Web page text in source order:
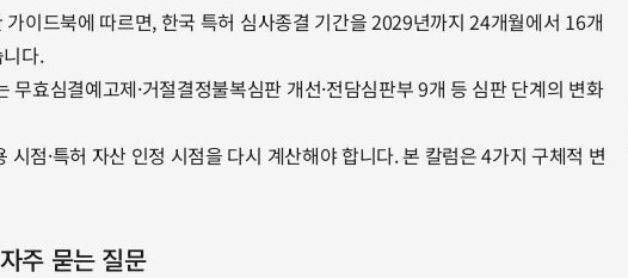
이드북에 따르면, 한국 특허 심사종결 기간을 2029년까지 24개월에서 16개
다.
효심결예고제·거절결정불복심판 개선·전담심판부 9개 등 심판 단계의 변화
시점·특허 자산 인정 시점을 다시 계산해야 합니다. 본 칼럼은 4가지 구체적 변
주 묻는 질문